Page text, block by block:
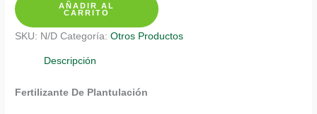
Para
Bonsái
Guayacán
Amarillo
AÑADIR AL
CARRITO
SKU: N/D Categoría:Otros Productos
Descripción
Fertilizante De Plantulación